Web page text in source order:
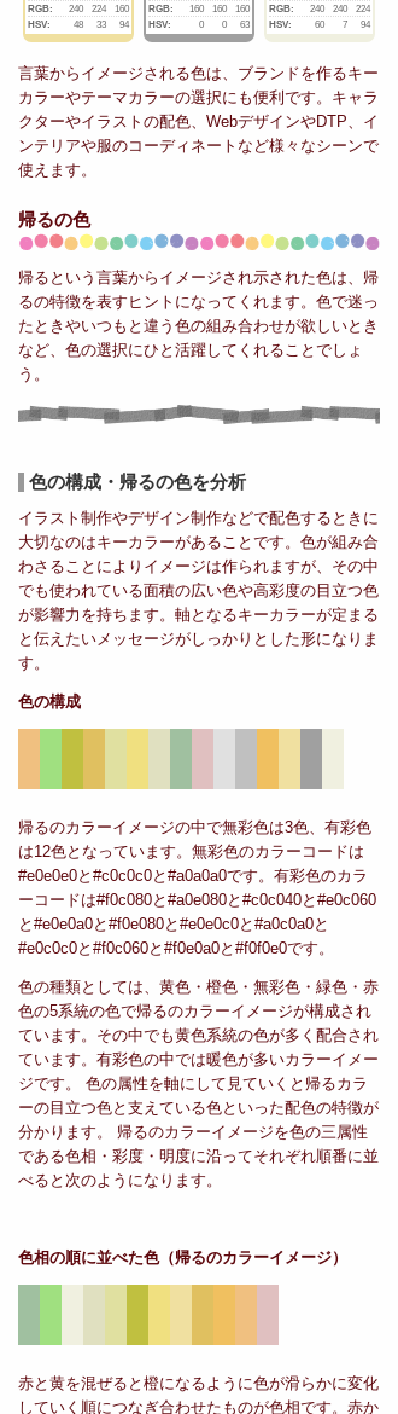
RGB: 240 224
160
HSV:
48 33 94
RGB: 160 160
160
HSV:
0 0 63
RGB: 240 240
224
HSV:
60 7 94
言葉からイメージされる色は、ブランドを作るキー
カラーやテーマカラーの選択にも便利です。キャラ
クターやイラストの配色、WebデザインやDTP、イ
ンテリアや服のコーディネートなど様々なシーンで
使えます。
帰るの色
帰るという言葉からイメージされ示された色は、帰
るの特徴を表すヒントになってくれます。色で迷っ
たときやいつもと違う色の組み合わせが欲しいとき
など、色の選択にひと活躍してくれることでしょ
う。
色の構成・帰るの色を分析
イラスト制作やデザイン制作などで配色するときに
大切なのはキーカラーがあることです。色が組み合
わさることによりイメージは作られますが、その中
でも使われている面積の広い色や高彩度の目立つ色
が影響力を持ちます。軸となるキーカラーが定まる
と伝えたいメッセージがしっかりとした形になりま
す。
色の構成
帰るのカラーイメージの中で無彩色は3色、有彩色
は12色となっています。無彩色のカラーコードは
#e0e0e0と#c0c0c0と#a0a0a0です。有彩色のカラ
ーコードは#f0c080と#a0e080と#c0c040と#e0c060
と#e0e0a0と#f0e080と#e0e0c0と#a0c0a0と
#e0c0c0と#f0c060と#f0e0a0と#f0f0e0です。
色の種類としては、黄色・橙色・無彩色・緑色・赤
色の5系統の色で帰るのカラーイメージが構成され
ています。その中でも黄色系統の色が多く配合され
ています。有彩色の中では暖色が多いカラーイメー
ジです。 色の属性を軸にして見ていくと帰るカラ
ーの目立つ色と支えている色といった配色の特徴が
分かります。 帰るのカラーイメージを色の三属性
である色相・彩度・明度に沿ってそれぞれ順番に並
べると次のようになります。
色相の順に並べた色（帰るのカラーイメージ）
赤と黄を混ぜると橙になるように色が滑らかに変化
していく順につなぎ合わせたものが色相です。赤か